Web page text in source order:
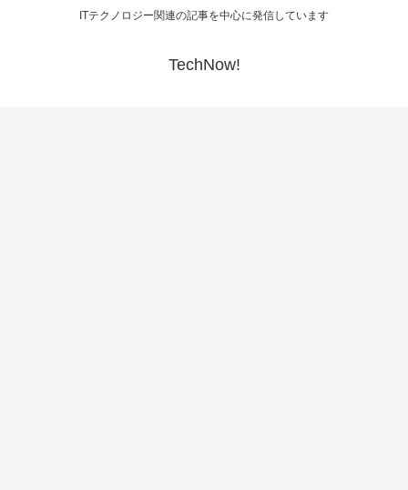
ITテクノロジー関連の記事を中心に発信しています
TechNow!